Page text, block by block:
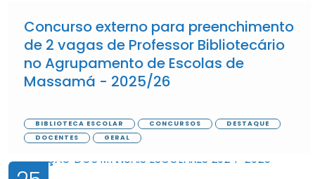
Concurso externo para preenchimento
de 2 vagas de Professor Bibliotecário
no Agrupamento de Escolas de
Massamá - 2025/26
BIBLIOTECA ESCOLAR CONCURSOS
DESTAQUE
DOCENTES
GERAL